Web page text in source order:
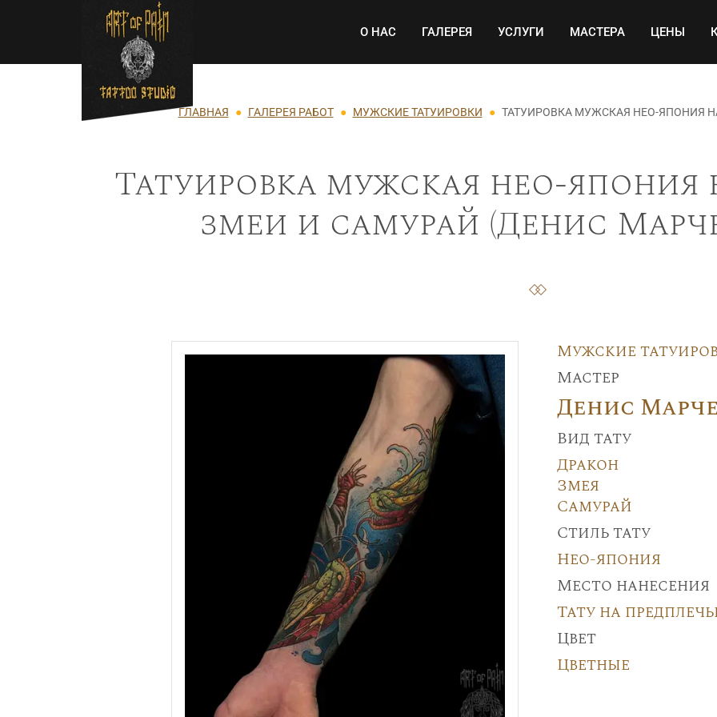
Перейти к основному содержанию Основная навигация
О НАС ГАЛЕРЕЯ УСЛУГИ МАСТЕРА ЦЕНЫ
Строка навигации
ГЛАВНАЯ ГАЛЕРЕЯ РАБОТ МУЖСКИЕ ТАТУИРОВКИ ТАТУИРОВКА МУЖСКАЯ НЕО-ЯПОНИЯ
Татуировка мужская нео-япония
змеи и самурай (Денис
Мужские
Мастер
Денис
Вид тату
Дракон
Змея
Самурай
Стиль тату
Нео-япония
Место нанесения
Тату на
Цвет
Цветные